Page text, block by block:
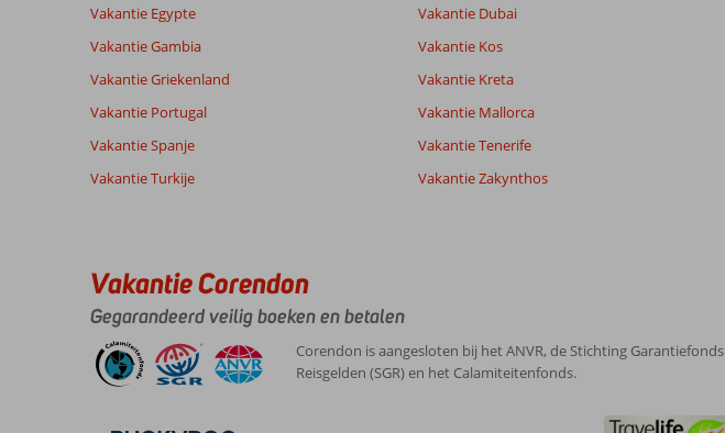
Ervaringen
van onze
klanten
Taal
Filter reisgezelschap
10
Nederland
Met partner
,
12 juni 2026
hotel
en
mooie
omgeving
vriendelijk
personeel
Prijs/kwaliteit 9
Eten
Kamers
8
Kindvriendelijk
-
Wifi kwaliteit
Vakantie Egypte
Vakantie Gambia
Vakantie Griekenland
Vakantie Portugal
Vakantie Spanje
Vakantie Turkije
Vakantie Dubai
Vakantie Kos
Vakantie Kreta
Vakantie Mallorca
Vakantie Tenerife
Vakantie Zakynthos
Vakantie Corendon
Gegarandeerd veilig boeken en betalen
Corendon is aangesloten bij het ANVR, de Stichting Garantiefonds
Reisgelden (SGR) en het Calamiteitenfonds.